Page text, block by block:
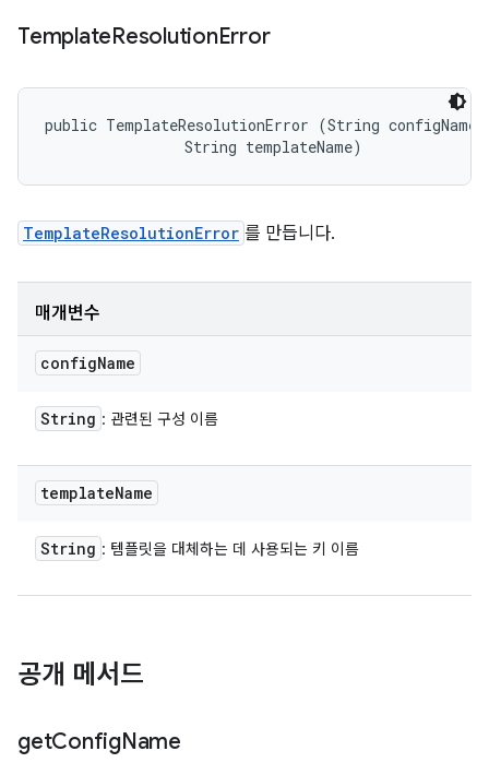
TemplateResolutionError
public TemplateResolutionError (String
                String templateName)
TemplateResolutionError 를 만듭니다.
매개변수
configName
String : 관련된 구성 이름
templateName
String : 템플릿을 대체하는 데 사용되는 키 이름
공개 메서드
getConfigName